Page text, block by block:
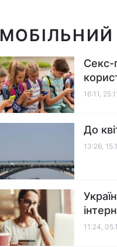
МОБІЛЬНИЙ
Секс-
16:11,
До
13:26,
11:24,